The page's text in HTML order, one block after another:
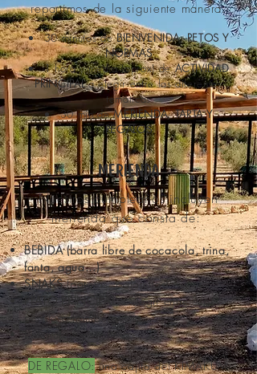
repartimos de la siguiente manera:
30 minutos deBIENVENIDA, RETOS Y
NORMAS
1 hora y media (aprox) deACTIVIDAD
PRINCIPALa elegir entre las diferentes
temáticas
30 min deMERIENDA, TARTA Y
REGALOS
MERIENDA
Nuestros cumpleaños incluyen
merienda que consta de:
BEBIDA (barra libre de cocacola, trina,
fanta, agua...)
SNAKS(patatas, palomitas)
PLATO PRINCIPALa elegir entre super
perrito o hamburguesa
Ketchup y mayonesa
DE REGALO:una cajita del KIMAKÚM